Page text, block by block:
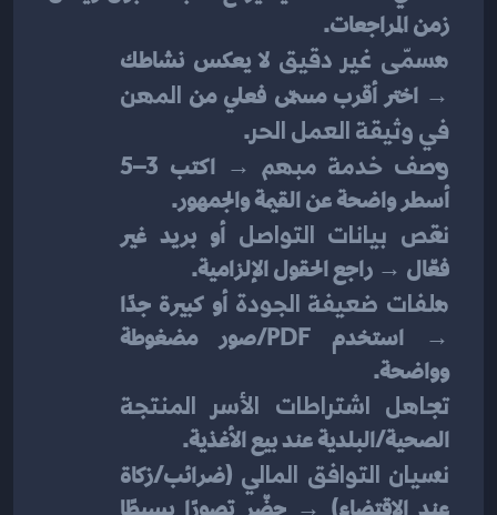
زمن المراجعات.
مسمّى غير دقيق
→ اختر أقرب مسمّى فعلي من
في وثيقة العمل الحر.
وصف خدمة مبهم
أسطر واضحة عن القيمة والجمهور.
نقص بيانات التواصل أو بريد غير
فعّال → راجع الحقول الإلزامية.
ملفات ضعيفة الجودة
→ استخدم PDF/صور مضغوطة
وواضحة.
تجاهل اشتراطات الأسر المنتجة
الصحية/البلدية عند بيع الأغذية.
نسيان التوافق المالي